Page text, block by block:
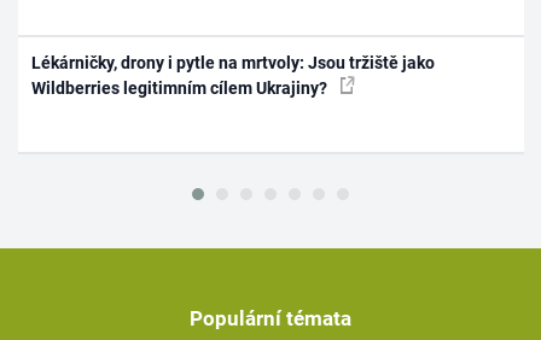
Lékárničky, drony i pytle na mrtvoly: Jsou tržiště jako
Wildberries legitimním cílem Ukrajiny?
Populární témata